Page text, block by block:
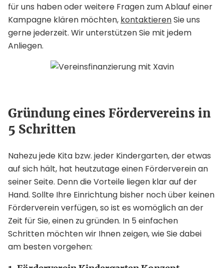
für uns haben oder weitere Fragen zum Ablauf einer
Kampagne klären möchten, kontaktierenSie uns
gerne jederzeit. Wir unterstützen Sie mit jedem
Anliegen.
Gründung eines Fördervereins in
5 Schritten
Nahezu jede Kita bzw. jeder Kindergarten, der etwas
auf sich hält, hat heutzutage einen Förderverein an
seiner Seite. Denn die Vorteile liegen klar auf der
Hand. Sollte Ihre Einrichtung bisher noch über keinen
Förderverein verfügen, so ist es womöglich an der
Zeit für Sie, einen zu gründen. In 5 einfachen
Schritten möchten wir Ihnen zeigen, wie Sie dabei
am besten vorgehen: